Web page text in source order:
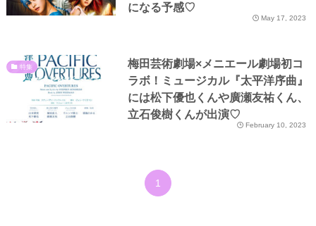
になる予感♡
May 17, 2023
特集
梅田芸術劇場×メニエール劇場初コ
ラボ！ミュージカル『太平洋序曲』
には松下優也くんや廣瀬友祐くん、
立石俊樹くんが出演♡
February 10, 2023
1